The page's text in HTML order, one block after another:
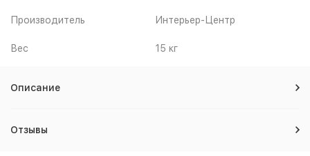
Производитель Интерьер-Центр
Вес 15 кг
Описание
Отзывы